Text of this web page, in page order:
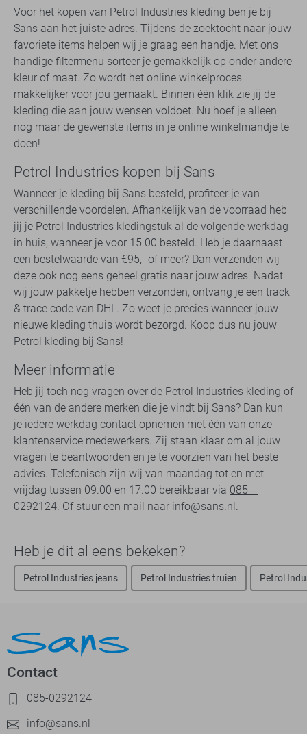
Voor het kopen van Petrol Industries kleding ben je bij
Sans aan het juiste adres. Tijdens de zoektocht naar jouw
favoriete items helpen wij je graag een handje. Met ons
handige filtermenu sorteer je gemakkelijk op onder andere
kleur of maat. Zo wordt het online winkelproces
makkelijker voor jou gemaakt. Binnen één klik zie jij de
kleding die aan jouw wensen voldoet. Nu hoef je alleen
nog maar de gewenste items in je online winkelmandje te
doen!
Petrol Industries kopen bij Sans
Wanneer je kleding bij Sans besteld, profiteer je van
verschillende voordelen. Afhankelijk van de voorraad heb
jij je Petrol Industries kledingstuk al de volgende werkdag
in huis, wanneer je voor 15.00 besteld. Heb je daarnaast
een bestelwaarde van €95,- of meer? Dan verzenden wij
deze ook nog eens geheel gratis naar jouw adres. Nadat
wij jouw pakketje hebben verzonden, ontvang je een track
& trace code van DHL. Zo weet je precies wanneer jouw
nieuwe kleding thuis wordt bezorgd. Koop dus nu jouw
Petrol kleding bij Sans!
Meer informatie
Heb jij toch nog vragen over de Petrol Industries kleding of
één van de andere merken die je vindt bij Sans? Dan kun
je iedere werkdag contact opnemen met één van onze
klantenservice medewerkers. Zij staan klaar om al jouw
vragen te beantwoorden en je te voorzien van het beste
advies. Telefonisch zijn wij van maandag tot en met
vrijdag tussen 09.00 en 17.00 bereikbaar via 085 –
0292124. Of stuur een mail naar info@sans.nl.
Heb je dit al eens bekeken?
Petrol Industries jeans Petrol Industries truien Petrol
Contact
085-0292124
info@sans.nl